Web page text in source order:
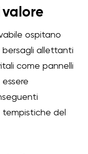
ospitano
allettanti
come pannelli
tempistiche del